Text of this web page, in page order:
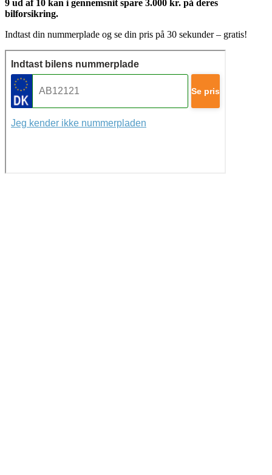
9 ud af 10 kan i gennemsnit spare 3.000 kr. på deres
bilforsikring.
Indtast din nummerplade og se din pris på 30 sekunder – gratis!